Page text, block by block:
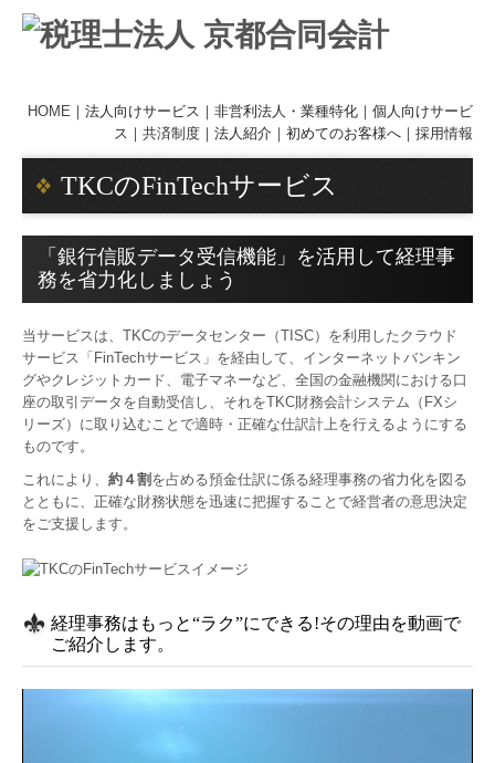
HOME ｜ 法人向けサービス ｜ 非営利法人・業種特化 ｜ 個人向けサービ
ス｜ 共済制度 ｜ 法人紹介 ｜ 初めてのお客様へ｜ 採用情報
TKCのFinTechサービス
「銀行信販データ受信機能」を活用して経理事
務を省力化しましょう
当サービスは、TKCのデータセンター（TISC）を利用したクラウド
サービス「FinTechサービス」を経由して、インターネットバンキン
グやクレジットカード、電子マネーなど、全国の金融機関における口
座の取引データを自動受信し、それをTKC財務会計システム（FXシ
リーズ）に取り込むことで適時・正確な仕訳計上を行えるようにする
ものです。
これにより、 約４割 を占める預金仕訳に係る経理事務の省力化を図る
とともに、正確な財務状態を迅速に把握することで経営者の意思決定
をご支援します。
経理事務はもっと“ラク”にできる!その理由を動画で
ご紹介します。